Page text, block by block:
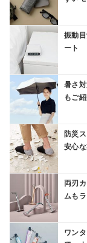
振動
ート
暑さ
もご
防災
安心
両刃
ムも
ワン